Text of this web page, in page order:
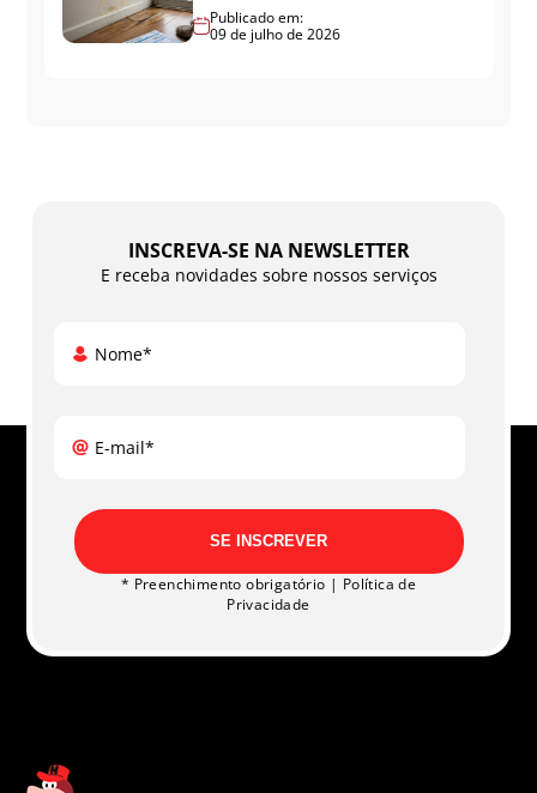
Publicado em:
09 de julho de 2026
INSCREVA-SE NA NEWSLETTER
E receba novidades sobre nossos serviços
Nome*
E-mail*
SE INSCREVER
* Preenchimento obrigatório | Política de
Privacidade